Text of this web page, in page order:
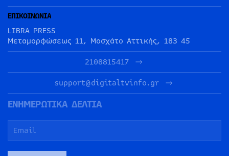
ΕΠΙΚΟΙΝΩΝΙΑ
LIBRA PRESS
Μεταμορφώσεως 11, Μοσχάτο Αττικής, 183 45
2108815417
support@digitaltvinfo.gr
ΕΝΗΜΕΡΩΤΙΚΑ ΔΕΛΤΙΑ